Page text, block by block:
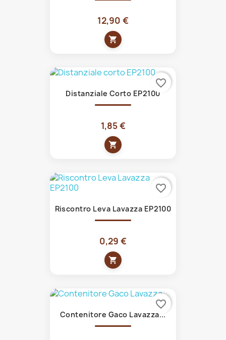
12,90 €
shopping_cart
Distanziale Corto EP2100
1,85 €
shopping_cart
favorite_border
Riscontro Leva Lavazza EP2100
0,29 €
shopping_cart
favorite_border
Contenitore Gaco Lavazza...
favorite_border